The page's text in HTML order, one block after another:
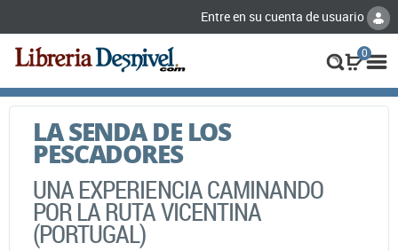
Entre en su cuenta de usuario
0
LA SENDA DE LOS
PESCADORES
UNA EXPERIENCIA CAMINANDO
POR LA RUTA VICENTINA
(PORTUGAL)